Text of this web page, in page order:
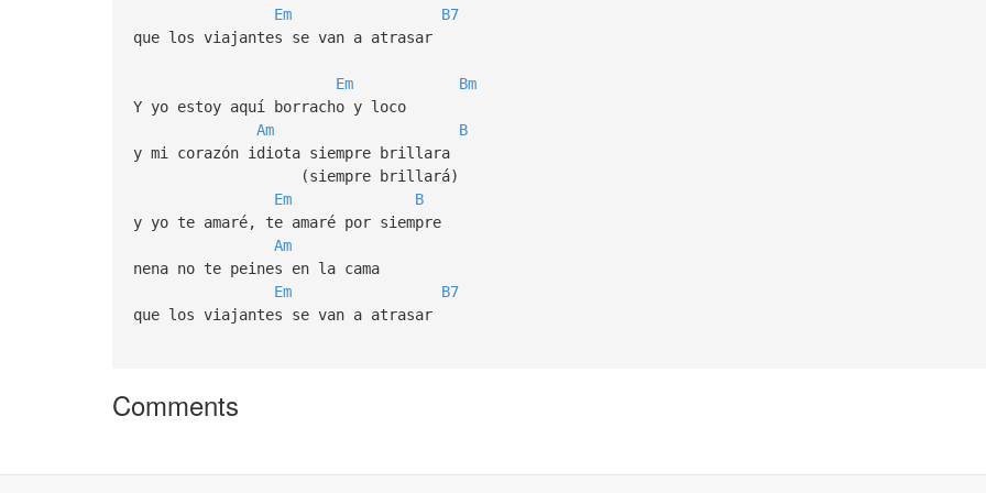
Em
B7
que los viajantes se van a atrasar
Em
Bm
Y yo estoy aquí borracho y loco
Am
B
y mi corazón idiota siempre brillara
(siempre brillará)
Em
B
y yo te amaré, te amaré por siempre
Am
nena no te peines en la cama
Em
B7
que los viajantes se van a atrasar
Comments